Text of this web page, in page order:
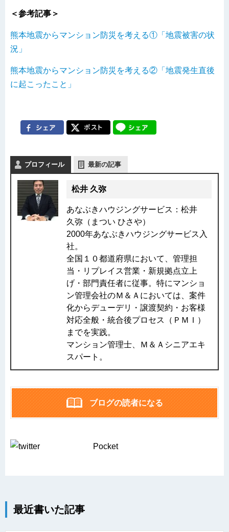
＜参考記事＞
熊本地震からマンション防災を考える①「地震被害の状
況」
熊本地震からマンション防災を考える②「地震発生直後
に起こったこと」
プロフィール 最新の記事
松井 久弥
あなぶきハウジングサービス：松井
久弥（まつい ひさや）
2000年あなぶきハウジングサービス入
社。
全国１０都道府県において、管理担
当・リプレイス営業・新規拠点立上
げ・部門責任者に従事。特にマンショ
ン管理会社のＭ＆Ａにおいては、案件
化からデューデリ・譲渡契約・お客様
対応全般・統合後プロセス（ＰＭＩ）
までを実践。
マンション管理士、Ｍ＆Ａシニアエキ
スパート。
ブログの読者になる
Pocket
最近書いた記事